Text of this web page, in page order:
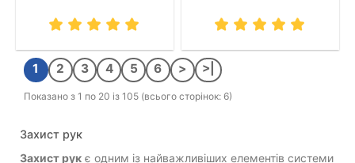
1 2 3 4 5 6 > >|
Показано з 1 по 20 із 105 (всього сторінок: 6)
Захист рук
Захист рук є одним із найважливіших елементів системи